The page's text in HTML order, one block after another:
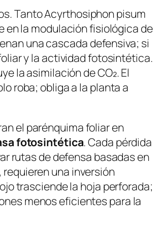
TantoAcyrthosiphon pisum
en la modulación fisiológica de
una cascada defensiva; si
y la actividad fotosintética.
la asimilación de CO₂. El
roba; obliga a la planta a
el parénquima foliar en
fotosintética. Cada pérdida
rutas de defensa basadas en
una inversión
trasciende la hoja perforada;
menos eficientes para la